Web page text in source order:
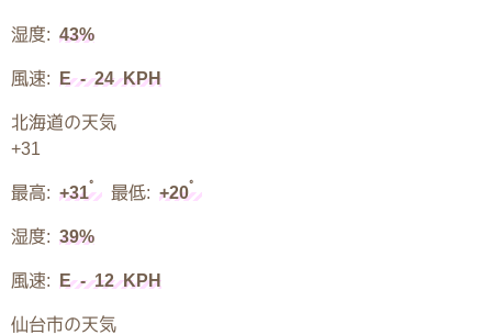
湿度: 43%
風速: E - 24 KPH
北海道の天気
+31
最高: +31° 最低: +20°
湿度: 39%
風速: E - 12 KPH
仙台市の天気